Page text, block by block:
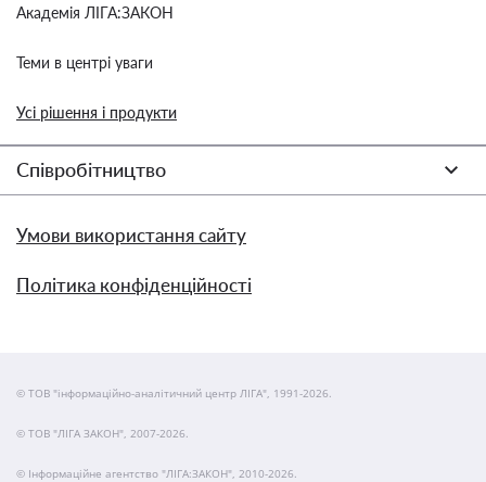
Академія ЛІГА:ЗАКОН
Теми в центрі уваги
Усі рішення і продукти
Співробітництво
Умови використання сайту
Політика конфіденційності
© ТОВ "інформаційно-аналітичний центр ЛІГА", 1991-2026.
© ТОВ "ЛІГА ЗАКОН", 2007-2026.
© Інформаційне агентство "ЛІГА:ЗАКОН", 2010-2026.